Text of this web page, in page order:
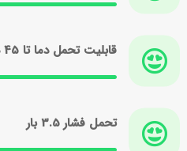
قابلیت تحمل دما تا 45 درجه سانتیگراد
تحمل فشار 3.5 بار